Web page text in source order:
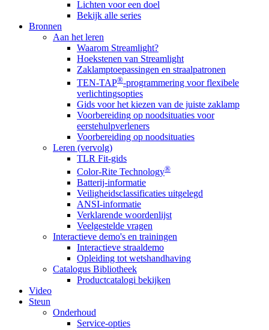
Lichten voor een doel
Bekijk alle series
Bronnen
Aan het leren
Waarom Streamlight?
Hoekstenen van Streamlight
Zaklamptoepassingen en straalpatronen
TEN-TAP®-programmering voor flexibele
verlichtingsopties
Gids voor het kiezen van de juiste zaklamp
Voorbereiding op noodsituaties voor
eerstehulpverleners
Voorbereiding op noodsituaties
Leren (vervolg)
TLR Fit-gids
Color-Rite Technology®
Batterij-informatie
Veiligheidsclassificaties uitgelegd
ANSI-informatie
Verklarende woordenlijst
Veelgestelde vragen
Interactieve demo's en trainingen
Interactieve straaldemo
Opleiding tot wetshandhaving
Catalogus Bibliotheek
Productcatalogi bekijken
Video
Steun
Onderhoud
Service-opties